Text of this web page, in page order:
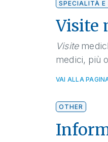
SPECIALITÀ E
Visite
Visite
medici, più
VAI ALLA
OTHER